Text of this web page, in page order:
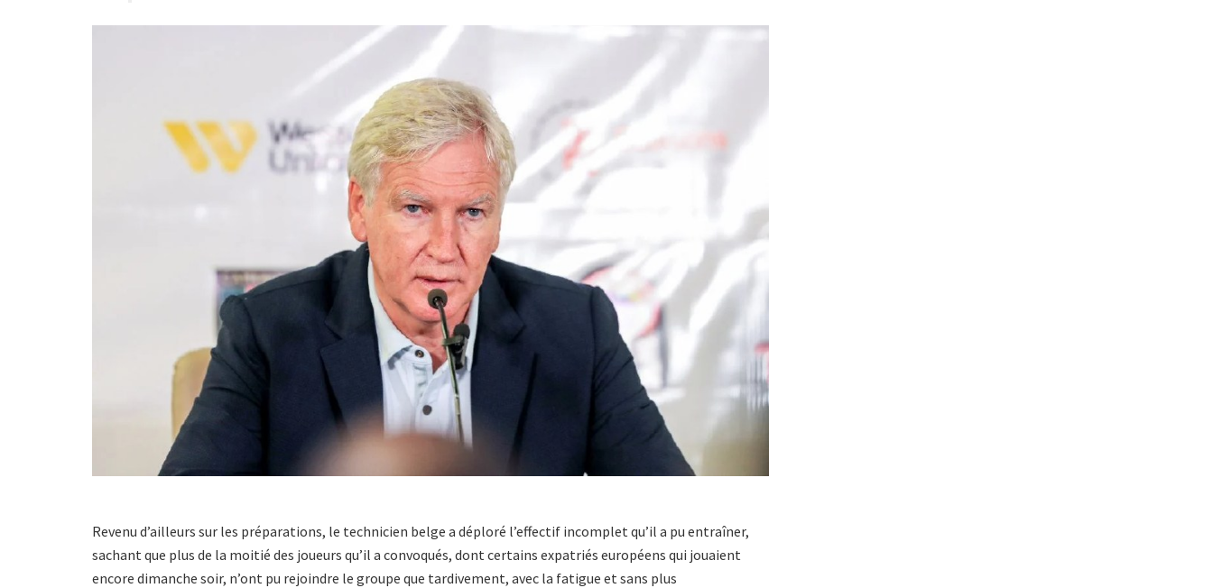
Revenu d’ailleurs sur les préparations, le technicien belge a déploré l’effectif incomplet qu’il a pu entraîner,
sachant que plus de la moitié des joueurs qu’il a convoqués, dont certains expatriés européens qui jouaient
encore dimanche soir, n’ont pu rejoindre le groupe que tardivement, avec la fatigue et sans plus